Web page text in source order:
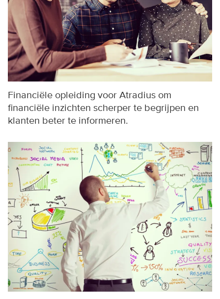
Financiële opleiding voor Atradius om
financiële inzichten scherper te begrijpen en
klanten beter te informeren.